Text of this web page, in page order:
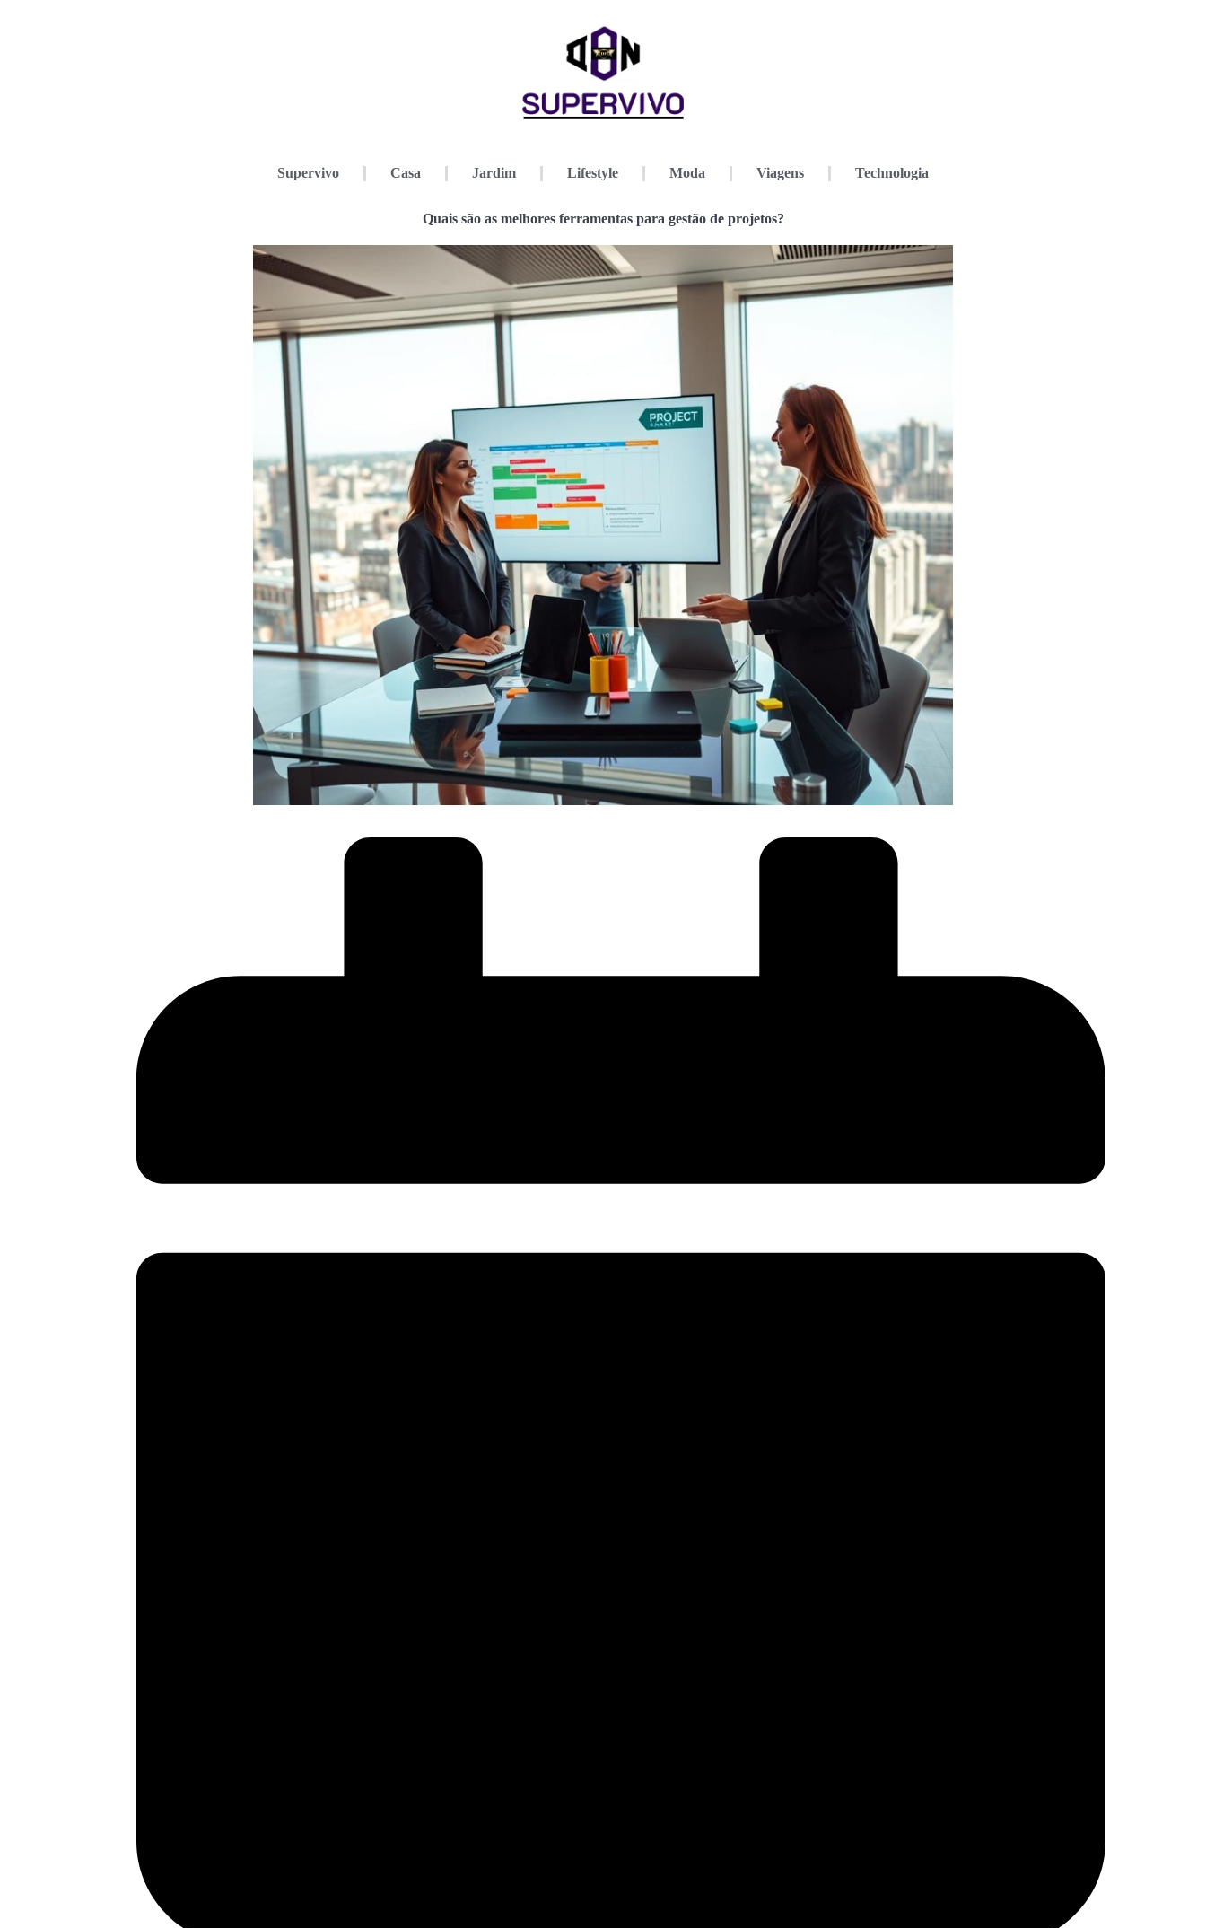
Supervivo Casa Jardim Lifestyle Moda Viagens Technologia
Quais são as melhores ferramentas para gestão de projetos?